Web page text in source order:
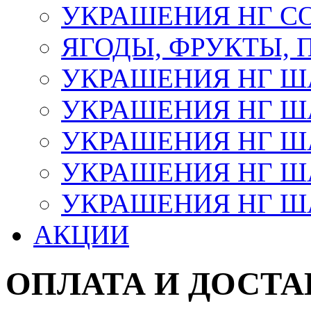
УКРАШЕНИЯ НГ
ЯГОДЫ, ФРУКТЫ,
УКРАШЕНИЯ НГ
УКРАШЕНИЯ НГ
УКРАШЕНИЯ НГ
УКРАШЕНИЯ НГ
УКРАШЕНИЯ НГ
АКЦИИ
ОПЛАТА И